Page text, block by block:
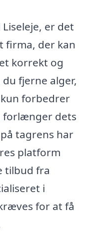
er det
firma, der kan
korrekt og
fjerne alger,
forbedrer
forlænger dets
tagrens har
platform
tilbud fra
i
for at få